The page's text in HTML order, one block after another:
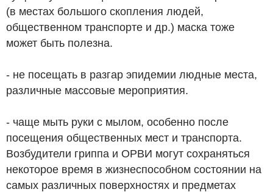
(в местах большого скопления людей,
общественном транспорте и др.) маска тоже
может быть полезна.
- не посещать в разгар эпидемии людные места,
различные массовые мероприятия.
- чаще мыть руки с мылом, особенно после
посещения общественных мест и транспорта.
Возбудители гриппа и ОРВИ могут сохраняться
некоторое время в жизнеспособном состоянии на
самых различных поверхностях и предметах